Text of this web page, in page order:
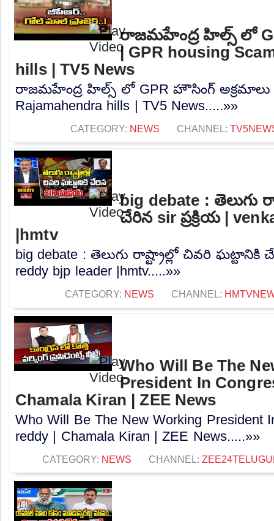
రాజమహేంద్ర హిల్స్ లో
| GPR housing
hills | TV5 News
రాజమహేంద్ర హిల్స్ లో GPR హౌసింగ్ అక్రమాలు |
Rajamahendra hills | TV5 News.....»»
CATEGORY: NEWS CHANNEL:
big debate : తెలుగు
చేరిన sir ప్రక్రియ |
|hmtv
big debate : తెలుగు రాష్ట్రాల్లో చివరి ఘట్టానికి
reddy bjp leader |hmtv.....»»
CATEGORY: NEWS CHANNEL:
Who Will Be The
President In
Chamala Kiran | ZEE News
Who Will Be The New Working President
reddy | Chamala Kiran | ZEE News.....»»
CATEGORY: NEWS CHANNEL: